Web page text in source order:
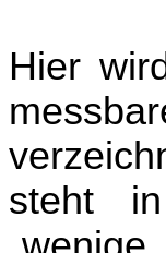
Hier
steht